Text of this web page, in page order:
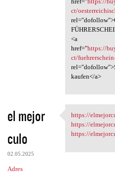
ct/
<a
href="https://
ct/
kaufen</a>
el mejor
culo
02.05.2025
Adres
https://
https://
https://
https://